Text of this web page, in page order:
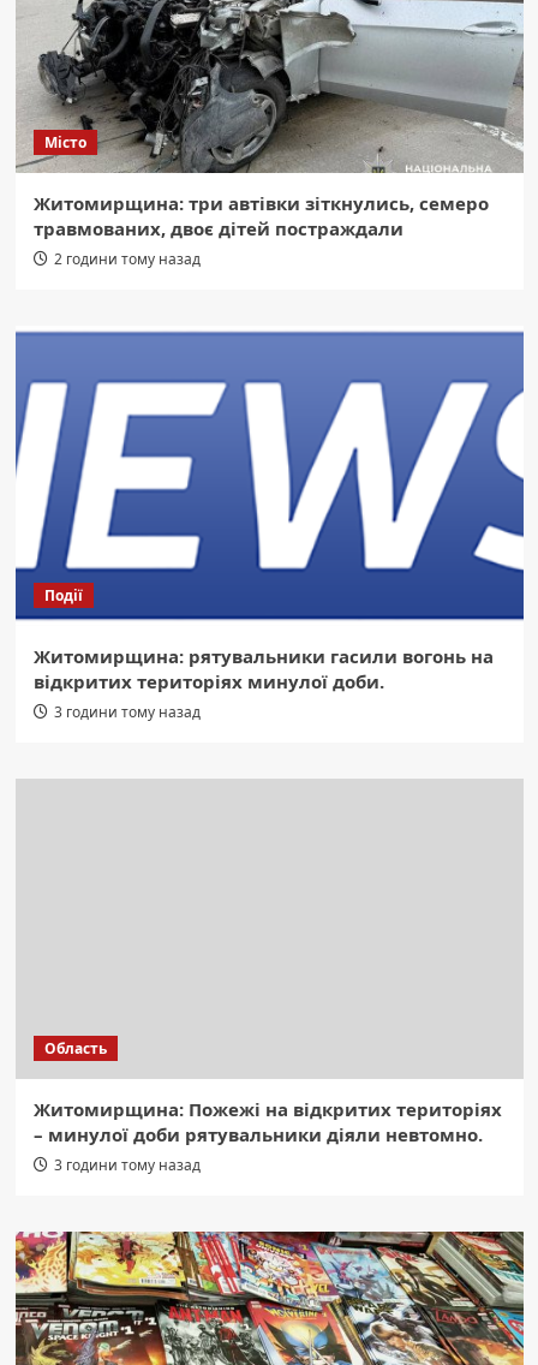
Місто
Житомирщина: три автівки зіткнулись, семеро
травмованих, двоє дітей постраждали
2 години тому назад
Події
Житомирщина: рятувальники гасили вогонь на
відкритих територіях минулої доби.
3 години тому назад
Область
Житомирщина: Пожежі на відкритих територіях
– минулої доби рятувальники діяли невтомно.
3 години тому назад